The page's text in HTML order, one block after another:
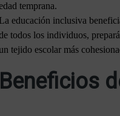
temprana.
La educación inclusiva
todos los individuos,
tejido escolar más
Beneficios